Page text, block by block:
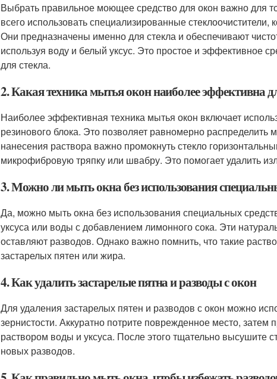
Выбрать правильное моющее средство для окон важно для
всего использовать специализированные
Они предназначены именно для стекла и обеспечивают
используя воду и белый уксус. Это простое и эффективное
для стекла.
2. Какая техника мытья окон наиболее эффективна
Наиболее эффективная техника мытья окон включает
резинового блока. Это позволяет равномерно
нанесения раствора важно промокнуть стекло
микрофибровую тряпку или швабру. Это помогает удалить
3. Можно ли мыть окна без использования
Да, можно мыть окна без использования специальных
уксуса или воды с добавлением лимонного сока. Эти
оставляют разводов. Однако важно помнить, что такие
застарелых пятен или жира.
4. Как удалить застарелые пятна и разводы с окон
Для удаления застарелых пятен и разводов с окон можно
зернистости. Аккуратно потрите поврежденное место,
раствором воды и уксуса. После этого тщательно высушите
новых разводов.